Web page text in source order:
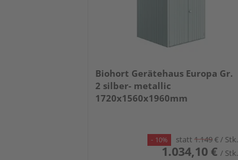
Biohort Gerätehaus Europa Gr.
2 silber- metallic
1720x1560x1960mm
- 10% statt 1.149€/ Stk.
1.034,10 € / Stk.